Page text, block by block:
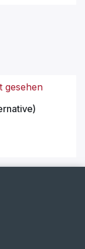
gesehen